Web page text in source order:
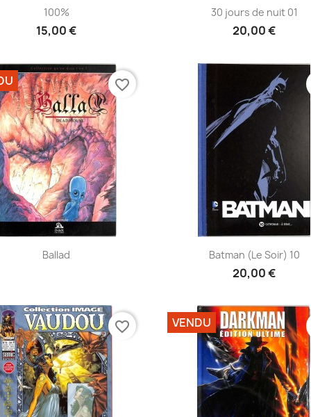
Aperçu rapide
100%
15,00 €
 Aperçu rapide
30 jours de nuit 01
20,00 €
Aperçu rapide
Ballad
favorite_border
Aperçu rapide
Batman (Le Soir) 10
20,00 €
favorite_border VENDU